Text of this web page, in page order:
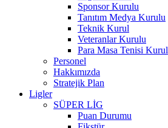
Sponsor Kurulu
Tanıtım Medya Kurulu
Teknik Kurul
Veteranlar Kurulu
Para Masa Tenisi Kurul
Personel
Hakkımızda
Stratejik Plan
Ligler
SÜPER LİG
Puan Durumu